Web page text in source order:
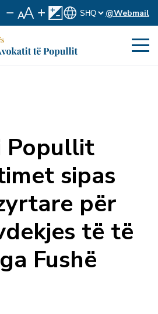
@Webmail
Popullit
sipas
për
të të
Fushë